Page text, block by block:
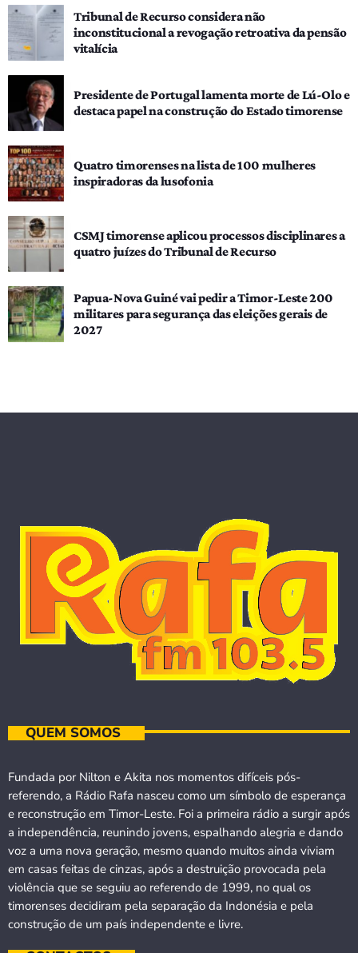
Tribunal de Recurso considera não
inconstitucional a revogação retroativa da pensão
vitalícia
Presidente de Portugal lamenta morte de Lú-Olo e
destaca papel na construção do Estado timorense
Quatro timorenses na lista de 100 mulheres
inspiradoras da lusofonia
CSMJ timorense aplicou processos disciplinares a
quatro juízes do Tribunal de Recurso
Papua-Nova Guiné vai pedir a Timor-Leste 200
militares para segurança das eleições gerais de
2027
QUEM SOMOS
Fundada por Nilton e Akita nos momentos difíceis pós-
referendo, a Rádio Rafa nasceu como um símbolo de esperança
e reconstrução em Timor-Leste. Foi a primeira rádio a surgir após
a independência, reunindo jovens, espalhando alegria e dando
voz a uma nova geração, mesmo quando muitos ainda viviam
em casas feitas de cinzas, após a destruição provocada pela
violência que se seguiu ao referendo de 1999, no qual os
timorenses decidiram pela separação da Indonésia e pela
construção de um país independente e livre.